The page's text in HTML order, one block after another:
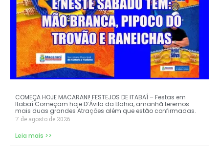
COMEÇA HOJE MACARANI! FESTEJOS DE ITABAÍ – Festas em
Itabaí Começam hoje D’Ávila da Bahia, amanhã teremos
mais duas grandes Atrações além que estão confirmadas.
7 de agosto de 2026
Leia mais >>